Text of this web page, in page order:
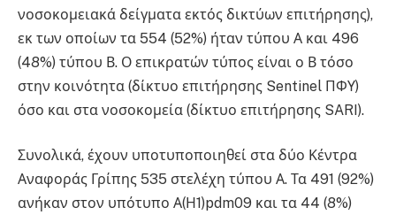
νοσοκομειακά δείγματα εκτός δικτύων επιτήρησης),
εκ των οποίων τα 554 (52%) ήταν τύπου Α και 496
(48%) τύπου Β. Ο επικρατών τύπος είναι ο Β τόσο
στην κοινότητα (δίκτυο επιτήρησης Sentinel ΠΦΥ)
όσο και στα νοσοκομεία (δίκτυο επιτήρησης SARI).
Συνολικά, έχουν υποτυποποιηθεί στα δύο Κέντρα
Αναφοράς Γρίπης 535 στελέχη τύπου Α. Τα 491 (92%)
ανήκαν στον υπότυπο Α(Η1)pdm09 και τα 44 (8%)